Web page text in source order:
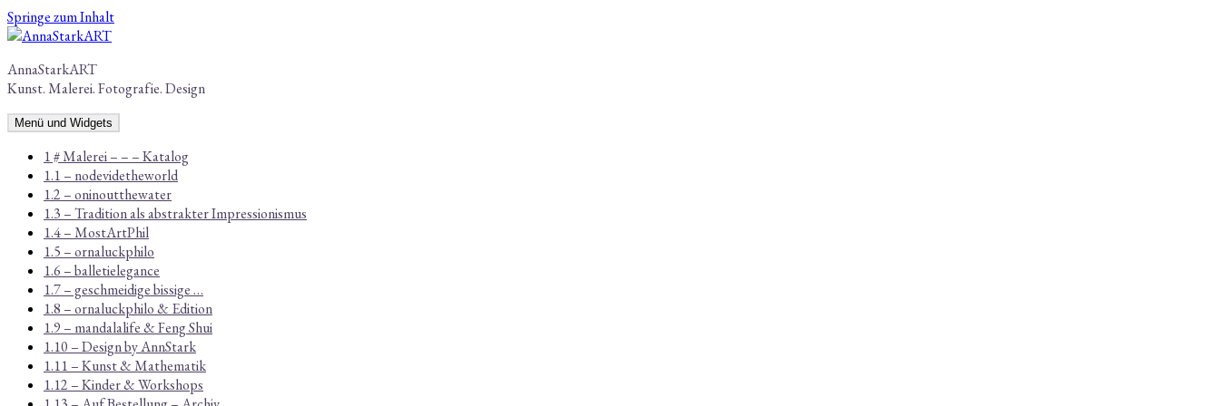
Springe zum Inhalt
AnnaStarkART
Kunst. Malerei. Fotografie. Design
Menü und Widgets
1 # Malerei – – – Katalog
1.1 – nodevidetheworld
1.2 – oninoutthewater
1.3 – Tradition als abstrakter Impressionismus
1.4 – MostArtPhil
1.5 – ornaluckphilo
1.6 – balletielegance
1.7 – geschmeidige bissige …
1.8 – ornaluckphilo & Edition
1.9 – mandalalife & Feng Shui
1.10 – Design by AnnStark
1.11 – Kunst & Mathematik
1.12 – Kinder & Workshops